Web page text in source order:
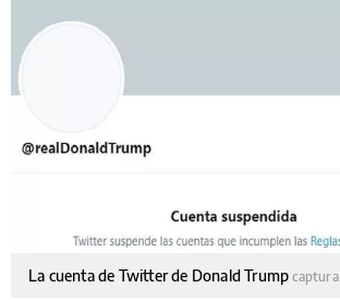
La cuenta de Twitter de Donald Trumpcaptura